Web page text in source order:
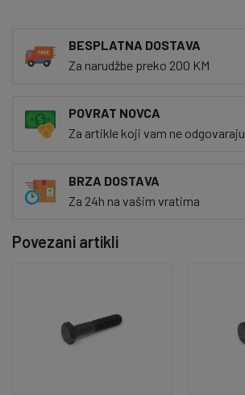
BESPLATNA DOSTAVA
Za narudžbe preko 200 KM
POVRAT NOVCA
Za artikle koji vam ne odgovaraju
BRZA DOSTAVA
Za 24h na vašim vratima
Povezani artikli